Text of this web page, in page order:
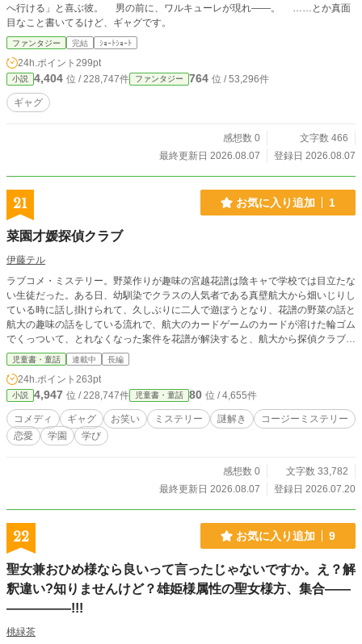
へ行ける」と喜ぶ彼。 男の前に、ワルキューレが現れ――。 ……とか真面
目なこと書いてるけど、ギャグです。
ファンタジー 完結 ｼｮｰﾄｼｮｰﾄ
24h.ポイント 299pt
小説 4,404 位 / 228,747件 ファンタジー 764 位 / 53,296件
ギャグ
感想数 0
文字数 466
最終更新日 2026.08.07
登録日 2026.08.07
21 お気に入り追加 1
菜園才媛探偵クラブ
伊藤テル
ラブコメ・ミステリー。野菜作りが趣味の宮越花譜は陰キャで学校では目立たな
い生徒だった。ある日、幼馴染でクラスの人気者である真壁航大から畑いじりし
ている時に話し掛けられて、久しぶりに二人で遊ぼうとなり、花譜の野菜の話と
航大の趣味の話をしている流れで、航大のカードゲームのカードが溶けた輪ゴム
でくっついて、とれなくなった案件を花譜が解決すると、航大から探偵クラブを
しようと誘われる。花譜はクラスの人気者である航大と一緒に何か活動をした
ら、絶対にスクールカースト上位の女子から嫉妬されると思うので断りたかった
気持ちもあったが、それはそうと花譜は航大に片想いしていて、最後は航大の圧
に押し負けて一緒に探偵クラブをすることに。基本的には謎依頼→畑いじり→謎
解決を繰り返す、畑いじり系コージーミステリー。
児童書・童話 連載中 長編
24h.ポイント 263pt
小説 4,947 位 / 228,747件 児童書・童話 80 位 / 4,655件
コメディ ギャグ お笑い ミステリー 謎解き
コージーミステリー
恋愛
学園 学び
感想数 0
文字数 33,782
最終更新日 2026.08.07
登録日 2026.07.20
22 お気に入り追加 9
聖女兼おひめ様なら良いって言ったじゃないですか。え？解
釈違い?知りませんけど？雄姫様属性の聖女様方、集合――
―――――!!!
桃緑茶